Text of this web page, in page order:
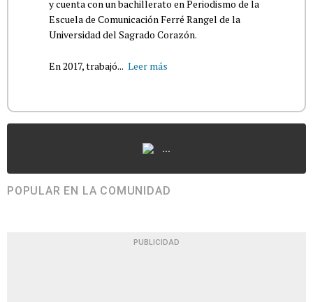
y cuenta con un bachillerato en Periodismo de la
Escuela de Comunicación Ferré Rangel de la
Universidad del Sagrado Corazón.
En 2017, trabajó... Leer más
...
POPULAR EN LA COMUNIDAD
PUBLICIDAD